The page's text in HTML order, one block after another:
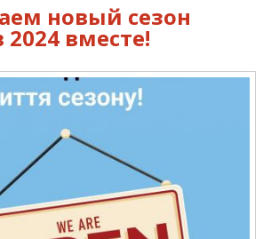
новый сезон
2024 вместе!